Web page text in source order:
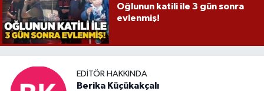
Oğlunun katili ile 3 gün sonra
evlenmiş!
EDITÖR HAKKINDA
Berika Küçükakçalı